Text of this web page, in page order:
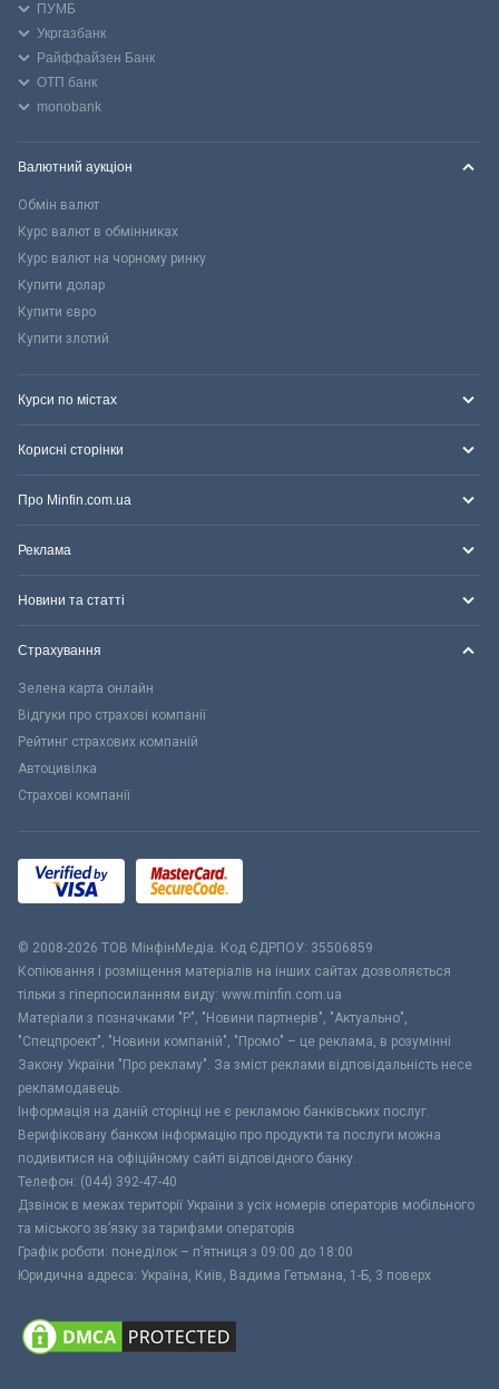
ПУМБ
Укргазбанк
Райффайзен Банк
ОТП банк
monobank
Валютний аукціон
Обмін валют
Курс валют в обмінниках
Курс валют на чорному ринку
Купити долар
Купити євро
Купити злотий
Курси по містах
Корисні сторінки
Про Minfin.com.ua
Реклама
Новини та статті
Страхування
Зелена карта онлайн
Відгуки про страхові компанії
Рейтинг страхових компаній
Автоцивілка
Страхові компанії
© 2008-2026 ТОВ МiнфiнМедiа. Код ЄДРПОУ: 35506859
Копіювання і розміщення матеріалів на інших сайтах дозволяється
тільки з гіперпосиланням виду: www.minfin.com.ua
Матеріали з позначками "Р", "Новини партнерів", "Актуально",
"Спецпроект", "Новини компаній", "Промо" – це реклама, в розумінні
Закону України "Про рекламу". За зміст реклами відповідальність несе
рекламодавець.
Інформація на даній сторінці не є рекламою банківських послуг.
Верифіковану банком інформацію про продукти та послуги можна
подивитися на офіційному сайті відповідного банку.
Телефон: (044) 392-47-40
Дзвінок в межах території України з усіх номерів операторів мобільного
та міського зв’язку за тарифами операторів
Графік роботи: понеділок – п’ятниця з 09:00 до 18:00
Юридична адреса: Україна, Київ, Вадима Гетьмана, 1-Б, 3 поверх